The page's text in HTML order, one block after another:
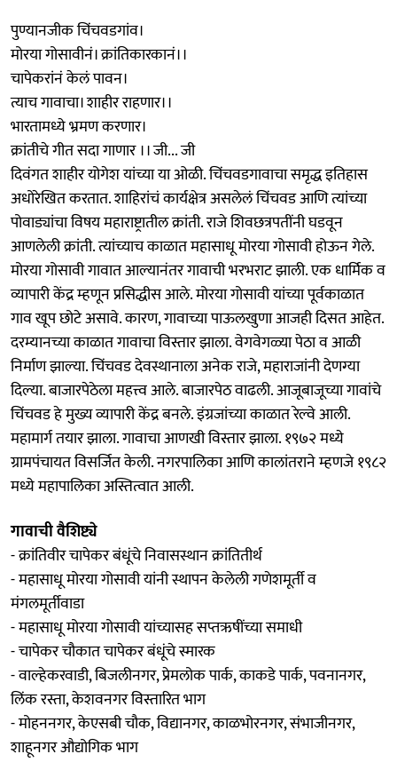
पुण्यानजीक चिंचवडगांव।
मोरया गोसावीनं। क्रांतिकारकानं।।
चापेकरांनं केलं पावन।
त्याच गावाचा। शाहीर राहणार।।
भारतामध्ये भ्रमण करणार।
क्रांतीचे गीत सदा गाणार ।। जी... जी
दिवंगत शाहीर योगेश यांच्या या ओळी. चिंचवडगावाचा समृद्ध इतिहास
अधोरेखित करतात. शाहिरांचं कार्यक्षेत्र असलेलं चिंचवड आणि त्यांच्या
पोवाड्यांचा विषय महाराष्ट्रातील क्रांती. राजे शिवछत्रपतींनी घडवून
आणलेली क्रांती. त्यांच्याच काळात महासाधू मोरया गोसावी होऊन गेले.
मोरया गोसावी गावात आल्यानंतर गावाची भरभराट झाली. एक धार्मिक व
व्यापारी केंद्र म्हणून प्रसिद्धीस आले. मोरया गोसावी यांच्या पूर्वकाळात
गाव खूप छोटे असावे. कारण, गावाच्या पाऊलखुणा आजही दिसत आहेत.
दरम्यानच्या काळात गावाचा विस्तार झाला. वेगवेगळ्या पेठा व आळी
निर्माण झाल्या. चिंचवड देवस्थानाला अनेक राजे, महाराजांनी देणग्या
दिल्या. बाजारपेठेला महत्त्व आले. बाजारपेठ वाढली. आजूबाजूच्या गावांचे
चिंचवड हे मुख्य व्यापारी केंद्र बनले. इंग्रजांच्या काळात रेल्वे आली.
महामार्ग तयार झाला. गावाचा आणखी विस्तार झाला. १९७२ मध्ये
ग्रामपंचायत विसर्जित केली. नगरपालिका आणि कालांतराने म्हणजे १९८२
मध्ये महापालिका अस्तित्वात आली.
गावाची वैशिष्ट्ये
- क्रांतिवीर चापेकर बंधूंचे निवासस्थान क्रांतितीर्थ
- महासाधू मोरया गोसावी यांनी स्थापन केलेली गणेशमूर्ती व
मंगलमूर्तीवाडा
- महासाधू मोरया गोसावी यांच्यासह सप्तऋषींच्या समाधी
- चापेकर चौकात चापेकर बंधूंचे स्मारक
- वाल्हेकरवाडी, बिजलीनगर, प्रेमलोक पार्क, काकडे पार्क, पवनानगर,
लिंक रस्ता, केशवनगर विस्तारित भाग
- मोहननगर, केएसबी चौक, विद्यानगर, काळभोरनगर, संभाजीनगर,
शाहूनगर औद्योगिक भाग